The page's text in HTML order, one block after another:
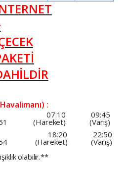
Havalimanı) :
07:10
(Hareket)
09:45
(Varış)
18:20
(Hareket)
22:50
(Varış)
olabilir.**